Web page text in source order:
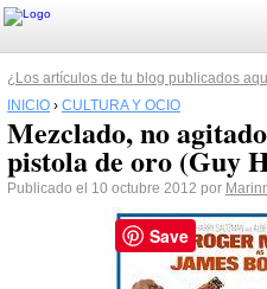
¿Los artículos de tu blog publicados
INICIO › CULTURA Y OCIO
Mezclado, no
pistola de oro (Guy
Publicado el 10 octubre 2012 por
Save